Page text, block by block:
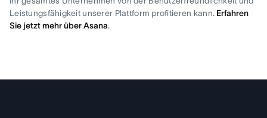
Leistungsfähigkeit unserer Plattform profitieren kann. Erfahren
Sie jetzt mehr über Asana.